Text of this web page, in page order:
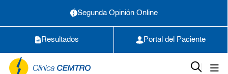
Segunda Opinión Online
Resultados Portal del Paciente